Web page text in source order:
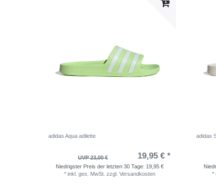
adidas Aqua adilette
UVP 23,00 € 19,95 € *
Niedrigster Preis der letzten 30 Tage: 19,95 €
* inkl. ges. MwSt. zzgl. Versandkosten
adidas
*